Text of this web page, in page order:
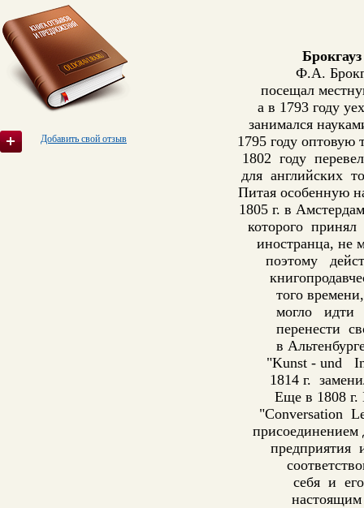
Добавить свой отзыв
Брокгауз
Ф.А.
посещал
а в 1793 году
занимался
1795 году
1802 году
для английских
Питая особенную
1805 г. в
которого принял
иностранца, не
поэтому
того
могло идти
перенести
в
"Kunst - und
1814 г.
Еще в 1808 г.
"Conversation
присоединением
себя и